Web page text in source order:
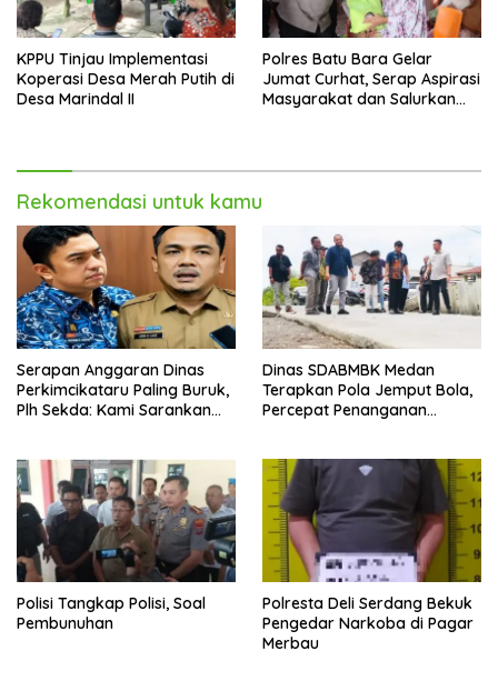
KPPU Tinjau Implementasi
Koperasi Desa Merah Putih di
Desa Marindal II
Polres Batu Bara Gelar
Jumat Curhat, Serap Aspirasi
Masyarakat dan Salurkan
Rekomendasi untuk kamu
Serapan Anggaran Dinas
Perkimcikataru Paling Buruk,
Plh Sekda: Kami Sarankan
Dinas SDABMBK Medan
Terapkan Pola Jemput Bola,
Percepat Penanganan
Polisi Tangkap Polisi, Soal
Pembunuhan
Polresta Deli Serdang Bekuk
Pengedar Narkoba di Pagar
Merbau